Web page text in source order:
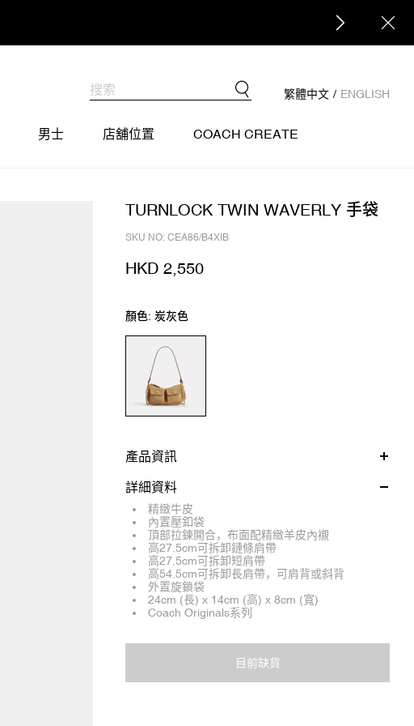
繁體中文 / ENGLISH
男士 店舖位置 COACH CREATE
TURNLOCK TWIN WAVERLY 手袋
SKU NO: CEA86/B4XIB
HKD 2,550
顏色: 炭灰色
產品資訊
詳細資料
精緻牛皮
內置壓釦袋
頂部拉鍊開合，布面配精緻羊皮內襯
高27.5cm可拆卸鏈條肩帶
高27.5cm可拆卸短肩帶
高54.5cm可拆卸長肩帶，可肩背或斜背
外置旋鎖袋
24cm (長) x 14cm (高) x 8cm (寬)
Coach Originals系列
目前缺貨